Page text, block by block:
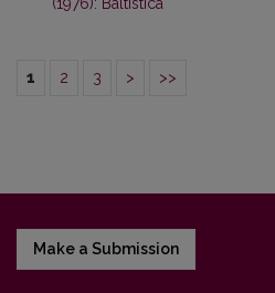
1 2 3 > >>
Make a Submission